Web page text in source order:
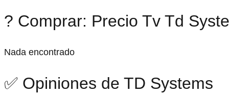
? Comprar: Precio Tv Td
Nada encontrado
✅ Opiniones de TD Systems